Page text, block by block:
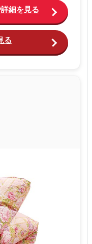
細を見る
る